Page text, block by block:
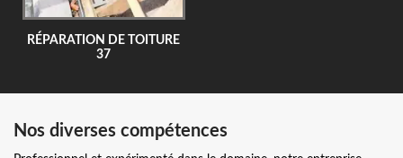
RÉPARATION DE TOITURE
37
Nos diverses compétences